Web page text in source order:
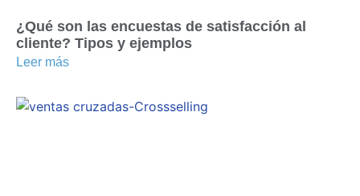
¿Qué son las encuestas de satisfacción al
cliente? Tipos y ejemplos
Leer más